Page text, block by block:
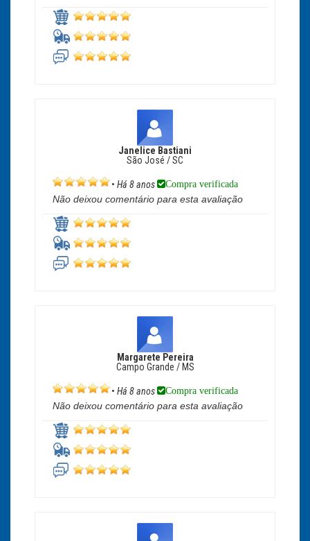
Janelice Bastiani
São José / SC
• Há 8 anos Compra verificada
Não deixou comentário para esta avaliação
Margarete Pereira
Campo Grande / MS
• Há 8 anos Compra verificada
Não deixou comentário para esta avaliação